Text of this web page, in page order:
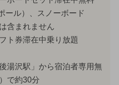
ール）、スノーボード
含まれません
ト券滞在中乗り放題
湯沢駅」から宿泊者専用無
で約30分